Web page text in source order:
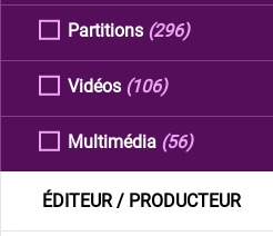
Partitions (296)
Vidéos (106)
Multimédia (56)
ÉDITEUR / PRODUCTEUR